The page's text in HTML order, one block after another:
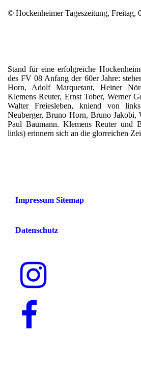
© Hockenheimer Tageszeitung, Freitag,
Stand für eine erfolgreiche
des FV 08 Anfang der 60er Jahre:
Horn, Adolf Marquetant, Heiner
Klemens Reuter, Ernst Tober, Werner
Walter Freiesleben, kniend von
Neuberger, Bruno Horn, Bruno Jakobi,
Paul Baumann. Klemens Reuter und
links) erinnern sich an die glorreichen
Impressum Sitemap
Datenschutz